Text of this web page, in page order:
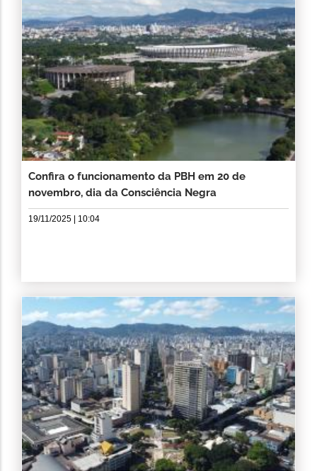
Confira o funcionamento da PBH em 20 de
novembro, dia da Consciência Negra
19/11/2025 | 10:04